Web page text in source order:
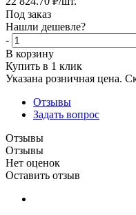
Под заказ
Нашли дешевле?
-
В корзину
Купить в 1 клик
Указана розничная цена.
Отзывы
Задать вопрос
Отзывы
Отзывы
Нет оценок
Оставить отзыв